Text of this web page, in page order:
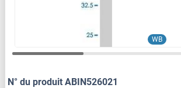
WB
N° du produit ABIN526021